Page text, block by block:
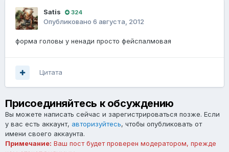
Satis 324
Опубликовано 6 августа, 2012
форма головы у ненади просто фейспалмовая
Цитата
Присоединяйтесь к обсуждению
Вы можете написать сейчас и зарегистрироваться позже. Если
у вас есть аккаунт, авторизуйтесь, чтобы опубликовать от
имени своего аккаунта.
Примечание: Ваш пост будет проверен модератором, прежде